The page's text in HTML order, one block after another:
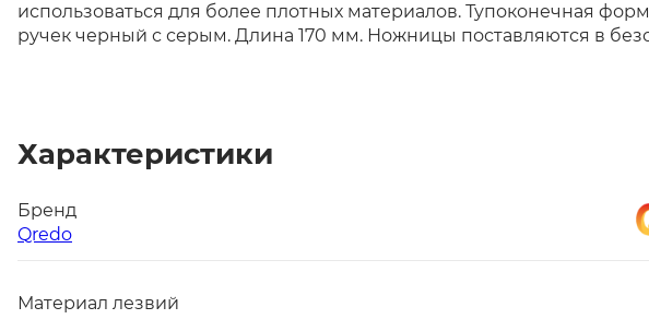
использоваться для более плотных материалов. Тупоконечная
ручек черный с серым. Длина 170 мм. Ножницы поставляются в
Характеристики
Бренд
Qredo
Материал лезвий